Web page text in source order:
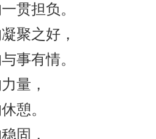
贯担负。
聚之好，
事有情。
量，
憩。
固，